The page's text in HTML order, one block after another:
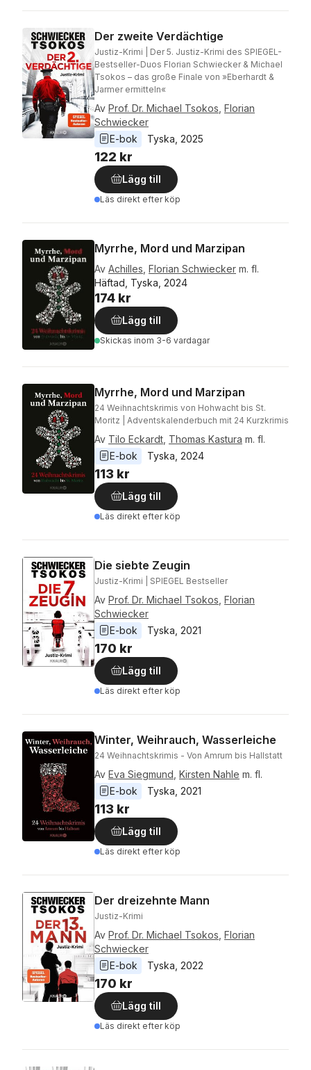
Der zweite Verdächtige
Justiz-Krimi | Der 5. Justiz-Krimi des SPIEGEL-
Bestseller-Duos Florian Schwiecker & Michael
Tsokos – das große Finale von »Eberhardt &
Jarmer ermitteln«
Av Prof. Dr. Michael Tsokos Florian
Schwiecker
E-bok
Tyska 2025
122 kr
Lägg till
Läs direkt efter köp
Myrrhe, Mord und Marzipan
Av Achilles Florian Schwiecker m. fl.
Häftad, Tyska, 2024
174 kr
Lägg till
Skickas inom 3-6 vardagar
Myrrhe, Mord und Marzipan
24 Weihnachtskrimis von Hohwacht bis St.
Moritz | Adventskalenderbuch mit 24 Kurzkrimis
Av Tilo Eckardt Thomas Kastura m. fl.
E-bok
Tyska 2024
113 kr
Lägg till
Läs direkt efter köp
Die siebte Zeugin
Justiz-Krimi | SPIEGEL Bestseller
Av Prof. Dr. Michael Tsokos Florian
Schwiecker
E-bok
Tyska 2021
170 kr
Lägg till
Läs direkt efter köp
Winter, Weihrauch, Wasserleiche
24 Weihnachtskrimis - Von Amrum bis Hallstatt
Av Eva Siegmund Kirsten Nahle m. fl.
E-bok
Tyska 2021
113 kr
Lägg till
Läs direkt efter köp
Der dreizehnte Mann
Justiz-Krimi
Av Prof. Dr. Michael Tsokos Florian
Schwiecker
E-bok
Tyska 2022
170 kr
Lägg till
Läs direkt efter köp